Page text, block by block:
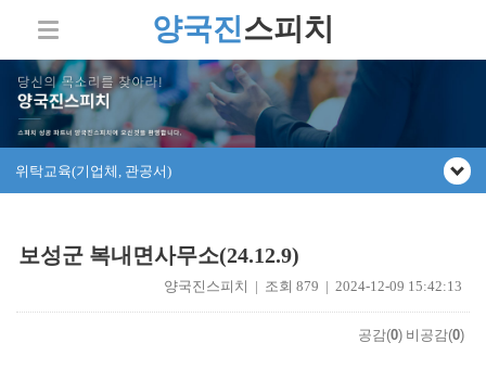
양국진스피치
위탁교육(기업체, 관공서)
보성군 복내면사무소(24.12.9)
양국진스피치 | 조회 879 | 2024-12-09 15:42:13
공감(0) 비공감(0)